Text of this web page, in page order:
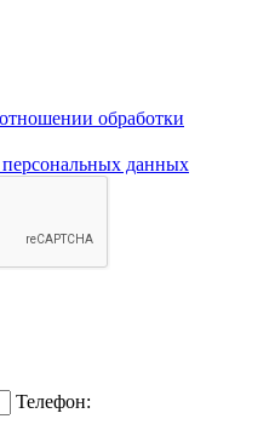
обработки
персональных данных
Телефон: